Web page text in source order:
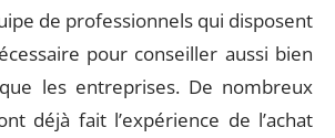
de professionnels qui disposent
pour conseiller aussi bien
les entreprises. De nombreux
déjà fait l’expérience de l’achat